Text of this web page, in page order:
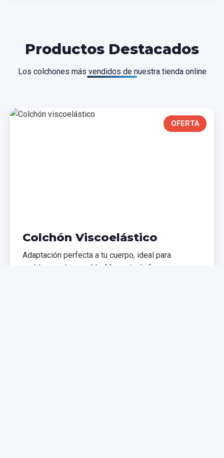
Productos Destacados
Los colchones más vendidos de nuestra tienda online
OFERTA
Colchón Viscoelástico
Adaptación perfecta a tu cuerpo, ideal para
problemas de espalda. Memoria de forma que